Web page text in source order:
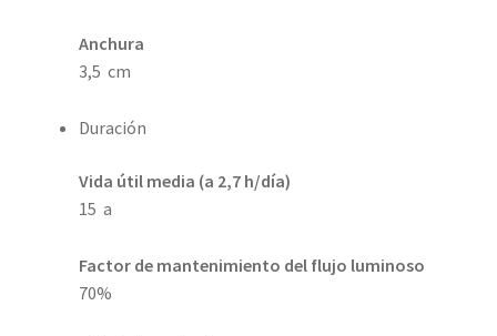
Anchura
3,5 cm
Duración
Vida útil media (a 2,7 h/día)
15 a
Factor de mantenimiento del flujo luminoso
70%